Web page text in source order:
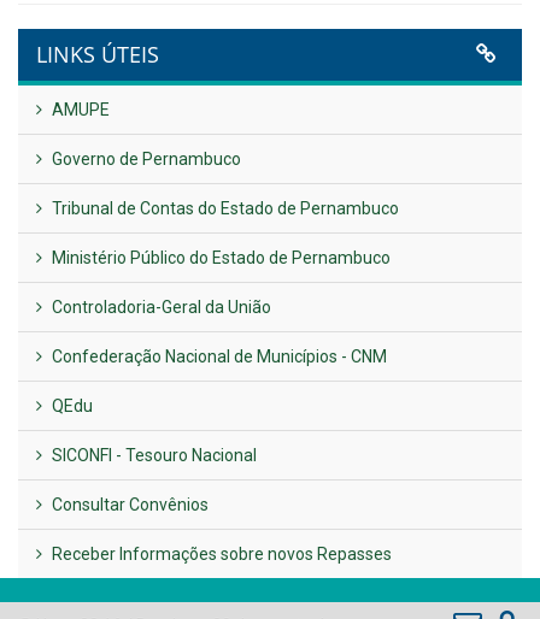
VER TODAS NOTÍCIAS
UTILIDADE PÚBLICA
Previous
LINKS ÚTEIS
AMUPE
Governo de Pernambuco
Tribunal de Contas do Estado de Pernambuco